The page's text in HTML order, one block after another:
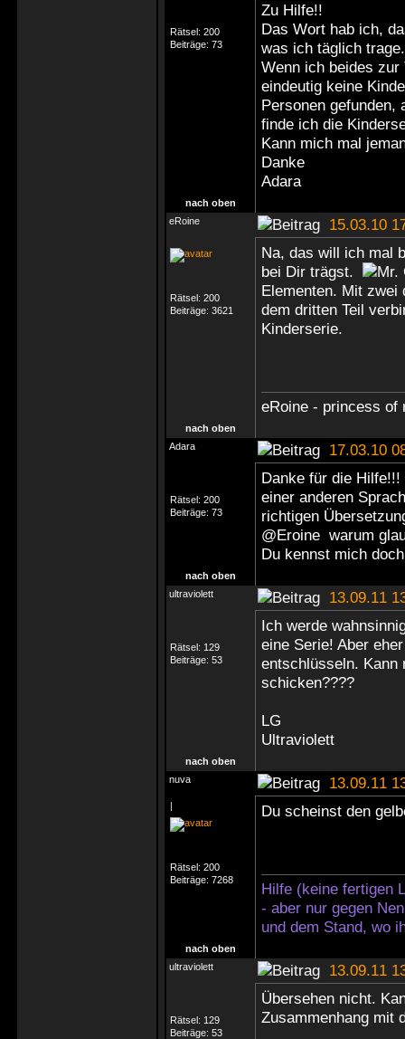
Rätsel: 200
Beiträge: 73
Zu Hilfe!!
Das Wort hab ich,
was ich täglich trage.
Wenn ich beides zur
eindeutig keine
Personen gefunden,
finde ich die
Kann mich mal
Danke
Adara
nach oben
eRoine
15.03.10
Rätsel: 200
Beiträge: 3621
Na, das will ich mal
bei Dir trägst.
Elementen. Mit zwei
dem dritten Teil
Kinderserie.
eRoine - princess of
nach oben
Adara
17.03.10
Rätsel: 200
Beiträge: 73
Danke für die
einer anderen
richtigen
@Eroine warum
Du kennst mich
nach oben
ultraviolett
13.09.11
Rätsel: 129
Beiträge: 53
Ich werde
eine Serie! Aber
entschlüsseln. Kann
schicken????
LG
Ultraviolett
nach oben
nuva
13.09.11
|
Rätsel: 200
Beiträge: 7268
Du scheinst den
Hilfe (keine fertigen
- aber nur gegen
und dem Stand, wo
nach oben
ultraviolett
13.09.11
Rätsel: 129
Beiträge: 53
Übersehen nicht.
Zusammenhang mit